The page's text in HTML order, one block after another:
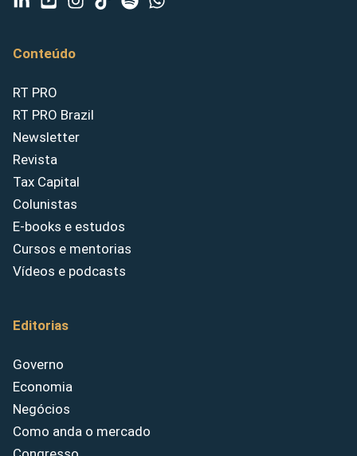
Conteúdo
RT PRO
RT PRO Brazil
Newsletter
Revista
Tax Capital
Colunistas
E-books e estudos
Cursos e mentorias
Vídeos e podcasts
Editorias
Governo
Economia
Negócios
Como anda o mercado